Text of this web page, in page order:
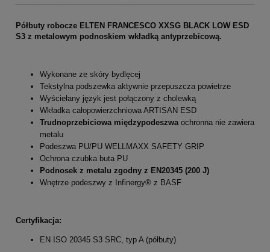
Półbuty robocze ELTEN FRANCESCO XXSG BLACK LOW ESD
S3 z metalowym podnoskiem wkładką antyprzebicową.
Wykonane ze skóry bydlęcej
Tekstylna podszewka aktywnie przepuszcza powietrze
Wyściełany język jest połączony z cholewką
Wkładka całopowierzchniowa ARTISAN ESD
Trudnoprzebiciowa międzypodeszwa ochronna nie zawiera
metalu
Podeszwa PU/PU WELLMAXX SAFETY GRIP
Ochrona czubka buta PU
Podnosek z metalu zgodny z EN20345 (200 J)
Wnętrze podeszwy z Infinergy® z BASF
Certyfikacja:
EN ISO 20345 S3 SRC, typ A (półbuty)